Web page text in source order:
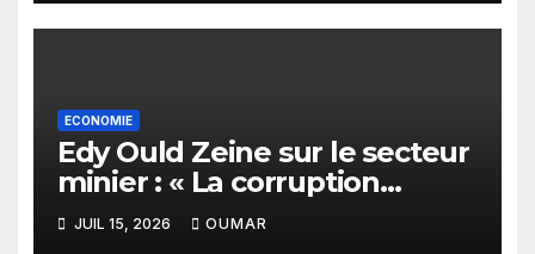
ECONOMIE
Edy Ould Zeine sur le secteur
minier : « La corruption
n’existe pas en Mauritanie »
JUIL 15, 2026 OUMAR